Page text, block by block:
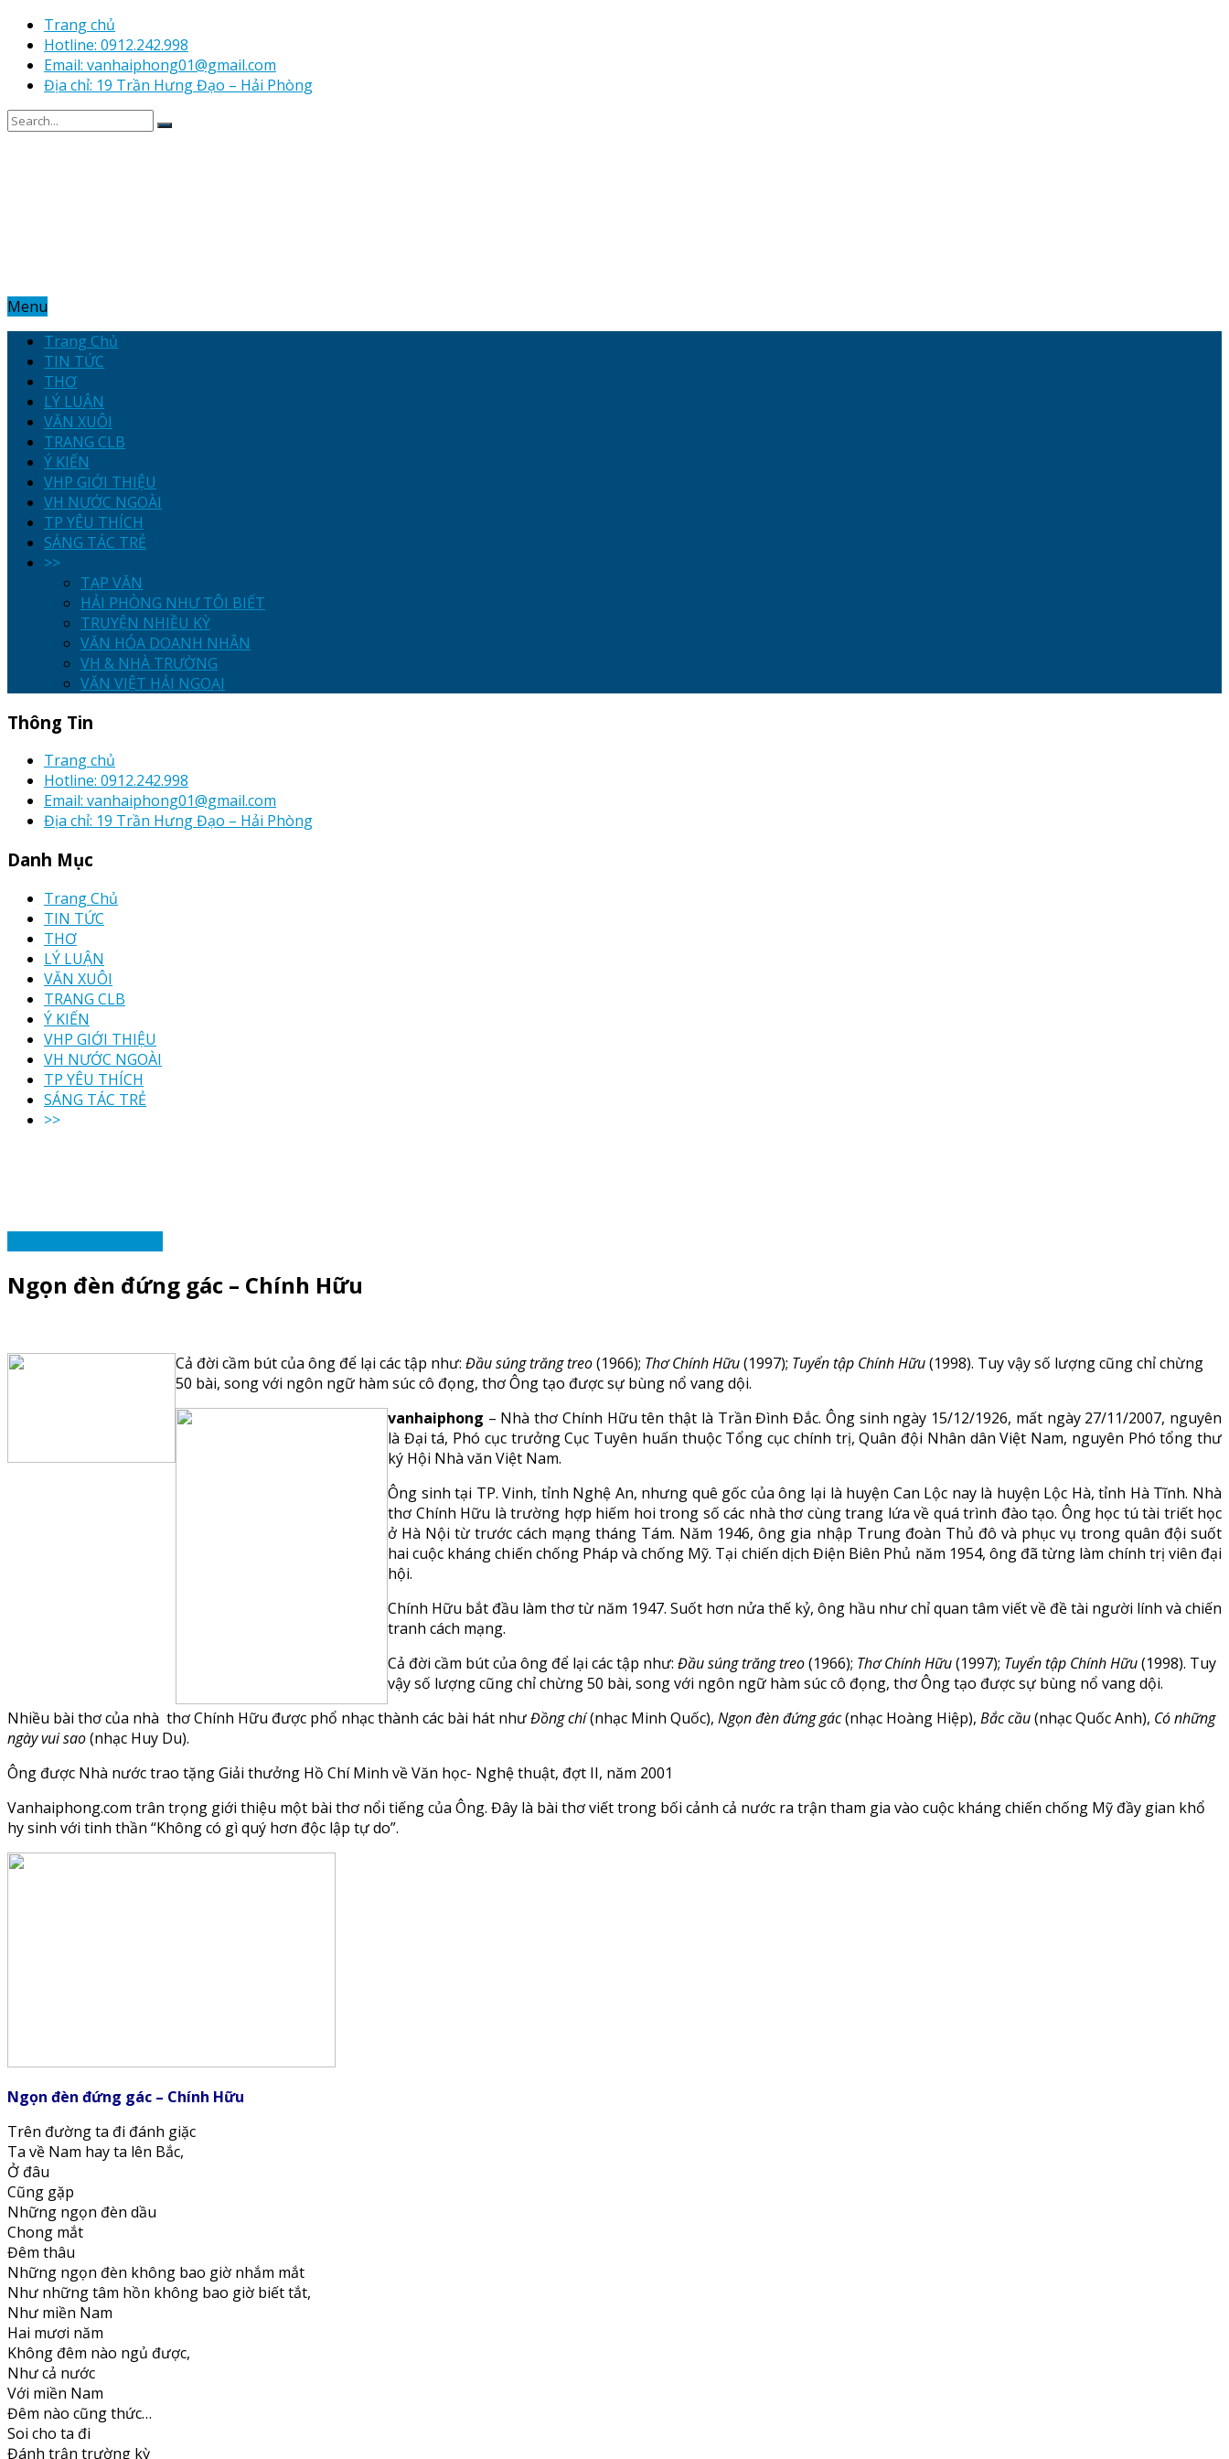
Trang chủ
Hotline: 0912.242.998
Email: vanhaiphong01@gmail.com
Địa chỉ: 19 Trần Hưng Đạo – Hải Phòng
Menu
Trang Chủ
TIN TỨC
THƠ
LÝ LUẬN
VĂN XUÔI
TRANG CLB
Ý KIẾN
VHP GIỚI THIỆU
VH NƯỚC NGOÀI
TP YÊU THÍCH
SÁNG TÁC TRẺ
>>
TẠP VĂN
HẢI PHÒNG NHƯ TÔI BIẾT
TRUYỆN NHIỀU KỲ
VĂN HÓA DOANH NHÂN
VH & NHÀ TRƯỜNG
VĂN VIỆT HẢI NGOẠI
Thông Tin
Trang chủ
Hotline: 0912.242.998
Email: vanhaiphong01@gmail.com
Địa chỉ: 19 Trần Hưng Đạo – Hải Phòng
Danh Mục
Trang Chủ
TIN TỨC
THƠ
LÝ LUẬN
VĂN XUÔI
TRANG CLB
Ý KIẾN
VHP GIỚI THIỆU
VH NƯỚC NGOÀI
TP YÊU THÍCH
SÁNG TÁC TRẺ
>>
Ngọn đèn đứng gác – Chính Hữu
Cả đời cầm bút của ông để lại các tập như: Đầu súng trăng treo(1966); Thơ Chính Hữu(1997); Tuyển tập Chính Hữu(1998). Tuy vậy số lượng cũng chỉ chừng
50 bài, song với ngôn ngữ hàm súc cô đọng, thơ Ông tạo được sự bùng nổ vang dội.
vanhaiphong – Nhà thơ Chính Hữu tên thật là Trần Đình Đắc. Ông sinh ngày 15/12/1926, mất ngày 27/11/2007, nguyên
là Đại tá, Phó cục trưởng Cục Tuyên huấn thuộc Tổng cục chính trị, Quân đội Nhân dân Việt Nam, nguyên Phó tổng thư
ký Hội Nhà văn Việt Nam.
Ông sinh tại TP. Vinh, tỉnh Nghệ An, nhưng quê gốc của ông lại là huyện Can Lộc nay là huyện Lộc Hà, tỉnh Hà Tĩnh. Nhà
thơ Chính Hữu là trường hợp hiếm hoi trong số các nhà thơ cùng trang lứa về quá trình đào tạo. Ông học tú tài triết học
ở Hà Nội từ trước cách mạng tháng Tám. Năm 1946, ông gia nhập Trung đoàn Thủ đô và phục vụ trong quân đội suốt
hai cuộc kháng chiến chống Pháp và chống Mỹ. Tại chiến dịch Điện Biên Phủ năm 1954, ông đã từng làm chính trị viên đại
hội.
Chính Hữu bắt đầu làm thơ từ năm 1947. Suốt hơn nửa thế kỷ, ông hầu như chỉ quan tâm viết về đề tài người lính và chiến
tranh cách mạng.
Cả đời cầm bút của ông để lại các tập như: Đầu súng trăng treo(1966); Thơ Chính Hữu(1997); Tuyển tập Chính Hữu(1998). Tuy
vậy số lượng cũng chỉ chừng 50 bài, song với ngôn ngữ hàm súc cô đọng, thơ Ông tạo được sự bùng nổ vang dội.
Nhiều bài thơ của nhà thơ Chính Hữu được phổ nhạc thành các bài hát nhưĐồng chí(nhạc Minh Quốc), Ngọn đèn đứng gác(nhạc Hoàng Hiệp), Bắc cầu(nhạc Quốc Anh), Có những
ngày vui sao(nhạc Huy Du).
Ông được Nhà nước trao tặng Giải thưởng Hồ Chí Minh về Văn học- Nghệ thuật, đợt II, năm 2001
Vanhaiphong.com trân trọng giới thiệu một bài thơ nổi tiếng của Ông. Đây là bài thơ viết trong bối cảnh cả nước ra trận tham gia vào cuộc kháng chiến chống Mỹ đầy gian khổ
hy sinh với tinh thần “Không có gì quý hơn độc lập tự do”.
Ngọn đèn đứng gác – Chính Hữu
Trên đường ta đi đánh giặc
Ta về Nam hay ta lên Bắc,
Ở đâu
Cũng gặp
Những ngọn đèn dầu
Chong mắt
Đêm thâu
Những ngọn đèn không bao giờ nhắm mắt
Như những tâm hồn không bao giờ biết tắt,
Như miền Nam
Hai mươi năm
Không đêm nào ngủ được,
Như cả nước
Với miền Nam
Đêm nào cũng thức…
Soi cho ta đi
Đánh trận trường kỳ